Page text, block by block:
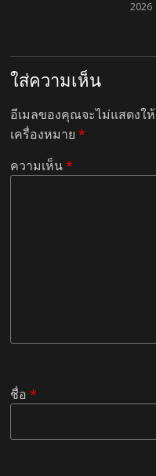
2026
ใส่ความเห็น
อีเมลของคุณจะไม่แสดงใ
เครื่องหมาย*
ความเห็น*
ชื่อ*